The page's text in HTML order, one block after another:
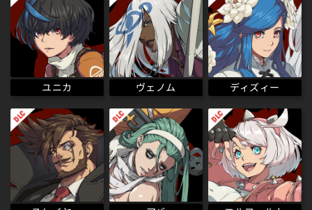
ユニカ ヴェノム ディズィー